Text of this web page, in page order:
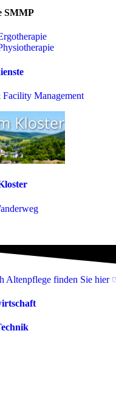
SMMP
Management
Altenpflege finden Sie hier